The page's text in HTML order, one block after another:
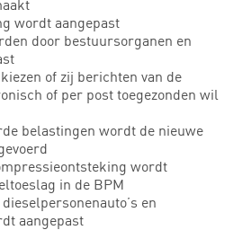
wordt aangepast
door bestuursorganen en
of zij berichten van de
of per post toegezonden wil
belastingen wordt de nieuwe
wordt
in de BPM
en
aangepast